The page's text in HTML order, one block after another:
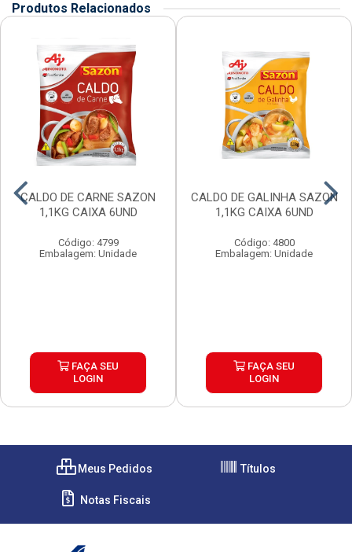
Produtos Relacionados
CALDO DE CARNE SAZON
1,1KG CAIXA 6UND
Código: 4799
Embalagem: Unidade
FAÇA SEU
LOGIN
CALDO DE GALINHA SAZON
1,1KG CAIXA 6UND
Código: 4800
Embalagem: Unidade
FAÇA SEU
LOGIN
Meus Pedidos Títulos
Notas Fiscais